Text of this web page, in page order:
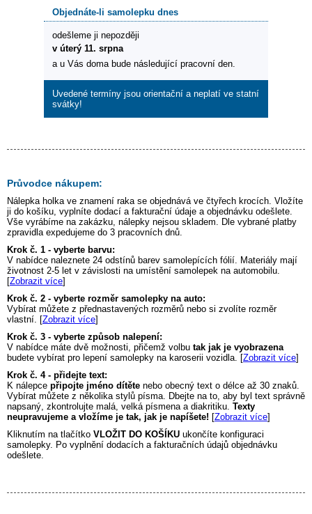
Objednáte-li samolepku dnes
odešleme ji nepozději
v úterý 11. srpna
a u Vás doma bude následující pracovní den.
Uvedené termíny jsou orientační a neplatí ve statní
svátky!
Průvodce nákupem:
Nálepka holka ve znamení raka se objednává ve čtyřech krocích. Vložíte
ji do košíku, vyplníte dodací a fakturační údaje a objednávku odešlete.
Vše vyrábíme na zakázku, nálepky nejsou skladem. Dle vybrané platby
zpravidla expedujeme do 3 pracovních dnů.
Krok č. 1 - vyberte barvu:
V nabídce naleznete 24 odstínů barev samolepících fólií. Materiály mají
životnost 2-5 let v závislosti na umístění samolepek na automobilu.
[Zobrazit více]
Krok č. 2 - vyberte rozměr samolepky na auto:
Vybírat můžete z přednastavených rozměrů nebo si zvolíte rozměr
vlastní. [Zobrazit více]
Krok č. 3 - vyberte způsob nalepení:
V nabídce máte dvě možnosti, přičemž volbu tak jak je vyobrazena
budete vybírat pro lepení samolepky na karoserii vozidla. [Zobrazit více]
Krok č. 4 - přidejte text:
K nálepce připojte jméno dítěte nebo obecný text o délce až 30 znaků.
Vybírat můžete z několika stylů písma. Dbejte na to, aby byl text správně
napsaný, zkontrolujte malá, velká písmena a diakritiku. Texty
neupravujeme a vložíme je tak, jak je napíšete! [Zobrazit více]
Kliknutím na tlačítko VLOŽIT DO KOŠÍKU ukončíte konfiguraci
samolepky. Po vyplnění dodacích a fakturačních údajů objednávku
odešlete.